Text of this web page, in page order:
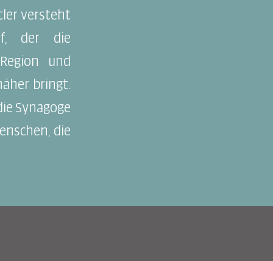
versteht
der die
und
bringt.
Synagoge
die